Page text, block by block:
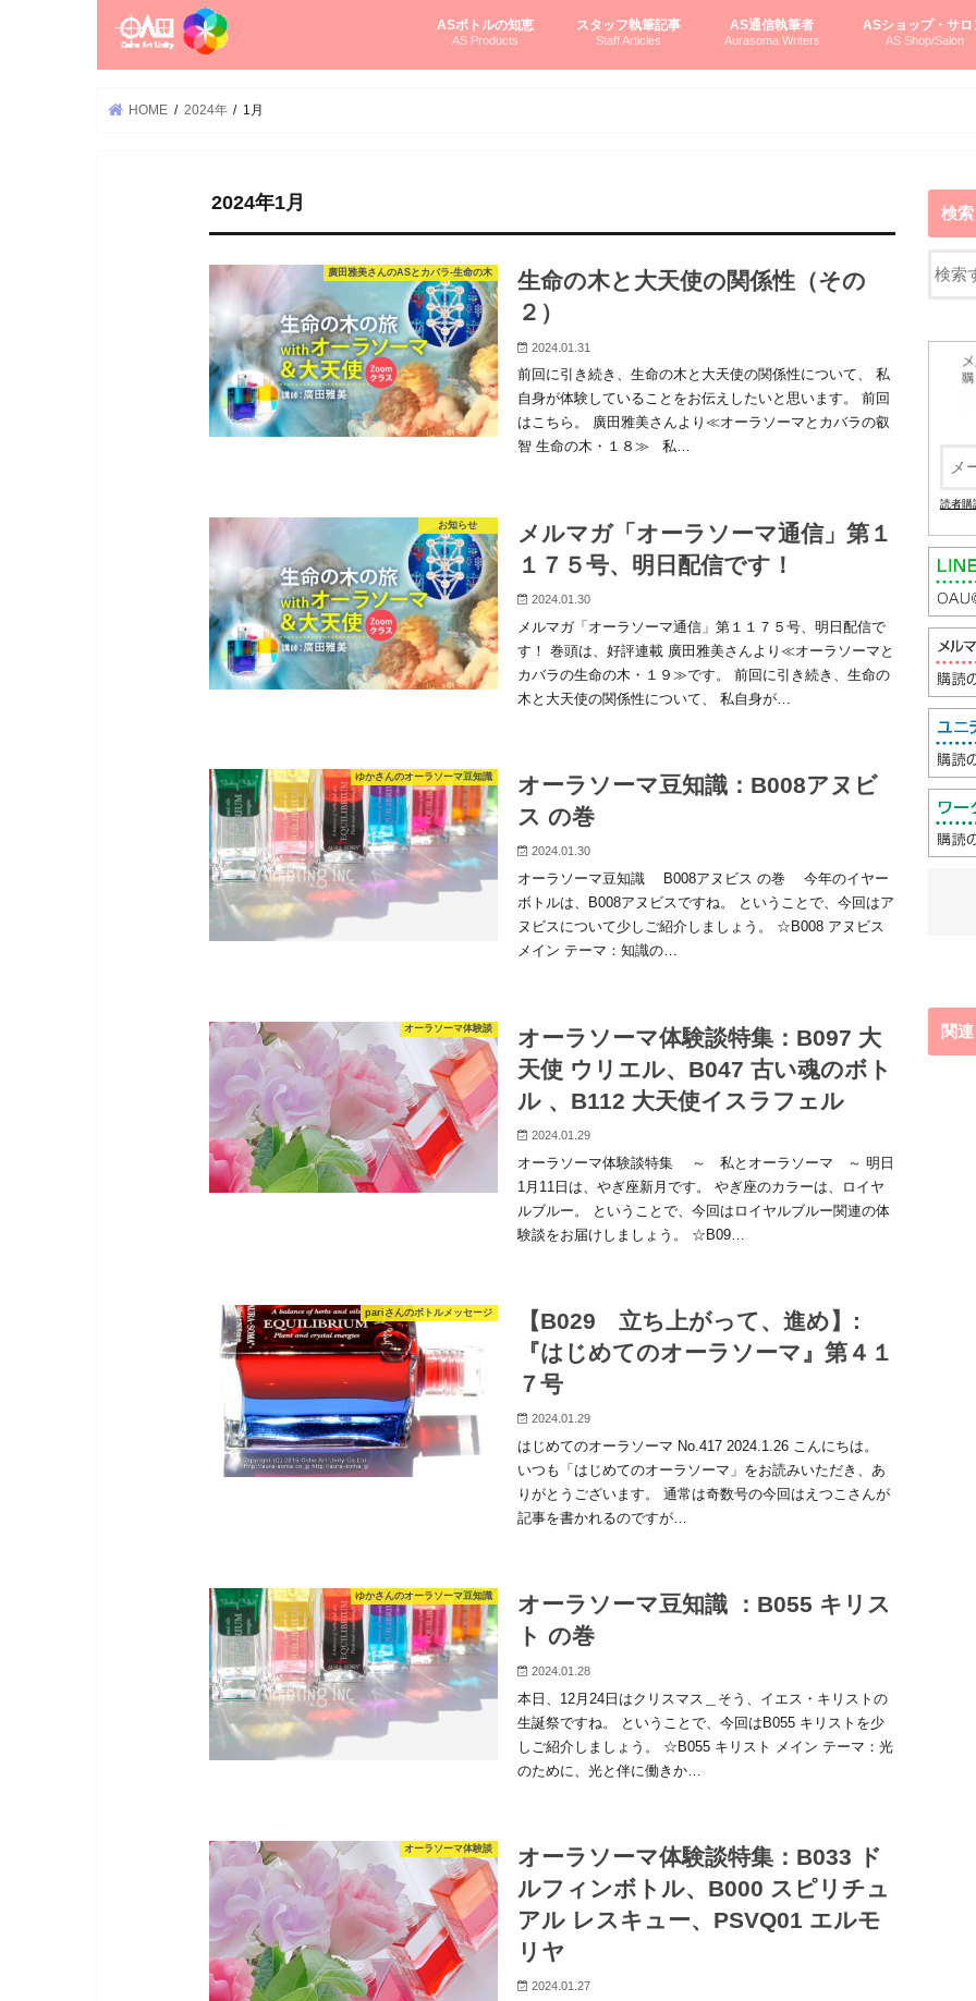
ASボトルの知恵
AS Products
スタッフ執筆記事
Staff Articles
AS通信執筆者
Aurasoma Writers
ASショップ・サロ
AS Shop/Salon
HOME 2024年 1月
2024年1月
廣田雅美さんのASとカバラ-生命の木
生命の木と大天使の関係性（その
２）
2024.01.31
前回に引き続き、生命の木と大天使の関係性について、 私
自身が体験していることをお伝えしたいと思います。 前回
はこちら。 廣田雅美さんより≪オーラソーマとカバラの叡
智 生命の木・１８≫ 私…
お知らせ
メルマガ「オーラソーマ通信」第１
１７５号、明日配信です！
2024.01.30
メルマガ「オーラソーマ通信」第１１７５号、明日配信で
す！ 巻頭は、好評連載 廣田雅美さんより≪オーラソーマと
カバラの生命の木・１９≫です。 前回に引き続き、生命の
木と大天使の関係性について、 私自身が…
ゆかさんのオーラソーマ豆知識
オーラソーマ豆知識：B008アヌビ
ス の巻
2024.01.30
オーラソーマ豆知識 B008アヌビス の巻 今年のイヤー
ボトルは、B008アヌビスですね。 ということで、今回はア
ヌビスについて少しご紹介しましょう。 ☆B008 アヌビス
メイン テーマ：知識の…
オーラソーマ体験談
オーラソーマ体験談特集：B097 大
天使 ウリエル、B047 古い魂のボト
ル 、B112 大天使イスラフェル
2024.01.29
オーラソーマ体験談特集 ～ 私とオーラソーマ ～ 明日
1月11日は、やぎ座新月です。 やぎ座のカラーは、ロイヤ
ルブルー。 ということで、今回はロイヤルブルー関連の体
験談をお届けしましょう。 ☆B09…
pariさんのボトルメッセージ
【B029 立ち上がって、進め】:
『はじめてのオーラソーマ』第４１
７号
2024.01.29
はじめてのオーラソーマ No.417 2024.1.26 こんにちは。
いつも「はじめてのオーラソーマ」をお読みいただき、あ
りがとうございます。 通常は奇数号の今回はえつこさんが
記事を書かれるのですが…
ゆかさんのオーラソーマ豆知識
オーラソーマ豆知識 ：B055 キリス
ト の巻
2024.01.28
本日、12月24日はクリスマス＿そう、イエス・キリストの
生誕祭ですね。 ということで、今回はB055 キリストを少
しご紹介しましょう。 ☆B055 キリスト メイン テーマ：光
のために、光と伴に働きか…
オーラソーマ体験談
オーラソーマ体験談特集：B033 ド
ルフィンボトル、B000 スピリチュ
アル レスキュー、PSVQ01 エルモ
リヤ
2024.01.27
検索
読者購
関